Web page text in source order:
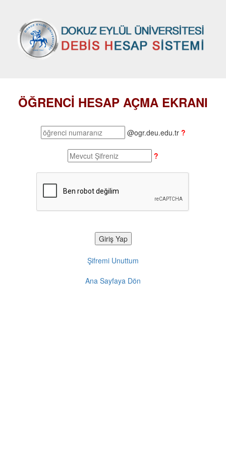
ÖĞRENCİ HESAP AÇMA EKRANI
@ogr.deu.edu.tr ?
?
Şifremi Unuttum
Ana Sayfaya Dön